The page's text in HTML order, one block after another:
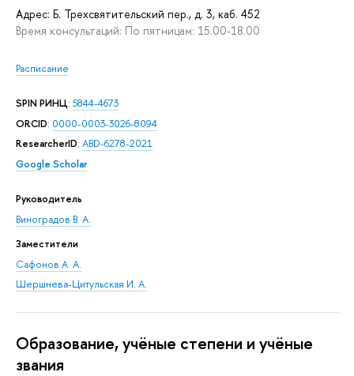
Адрес: Б. Трехсвятительский пер., д. 3, каб. 452
Время консультаций: По пятницам: 15.00-18.00
Расписание
SPIN РИНЦ: 5844-4673
ORCID: 0000-0003-3026-8094
ResearcherID: ABD-6278-2021
Google Scholar
Руководитель
Виноградов В. А.
Заместители
Сафонов А. А.
Шершнева-Цитульская И. А.
Oбразование, учёные степени и учёные
звания